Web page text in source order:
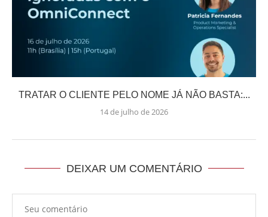
TRATAR O CLIENTE PELO NOME JÁ NÃO BASTA:...
14 de julho de 2026
DEIXAR UM COMENTÁRIO